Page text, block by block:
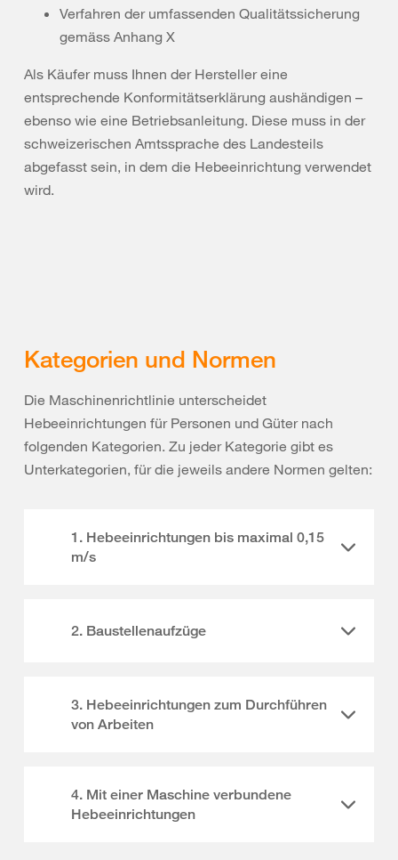
Verfahren der umfassenden Qualitätssicherung
gemäss Anhang X
Als Käufer muss Ihnen der Hersteller eine
entsprechende Konformitätserklärung aushändigen –
ebenso wie eine Betriebsanleitung. Diese muss in der
schweizerischen Amtssprache des Landesteils
abgefasst sein, in dem die Hebeeinrichtung verwendet
wird.
Kategorien und Normen
Die Maschinenrichtlinie unterscheidet
Hebeeinrichtungen für Personen und Güter nach
folgenden Kategorien. Zu jeder Kategorie gibt es
Unterkategorien, für die jeweils andere Normen gelten:
1. Hebeeinrichtungen bis maximal 0,15
m/s
2. Baustellenaufzüge
3. Hebeeinrichtungen zum Durchführen
von Arbeiten
4. Mit einer Maschine verbundene
Hebeeinrichtungen